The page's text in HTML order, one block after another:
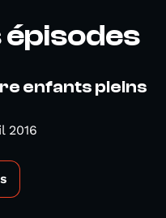
enfants pleins
2016